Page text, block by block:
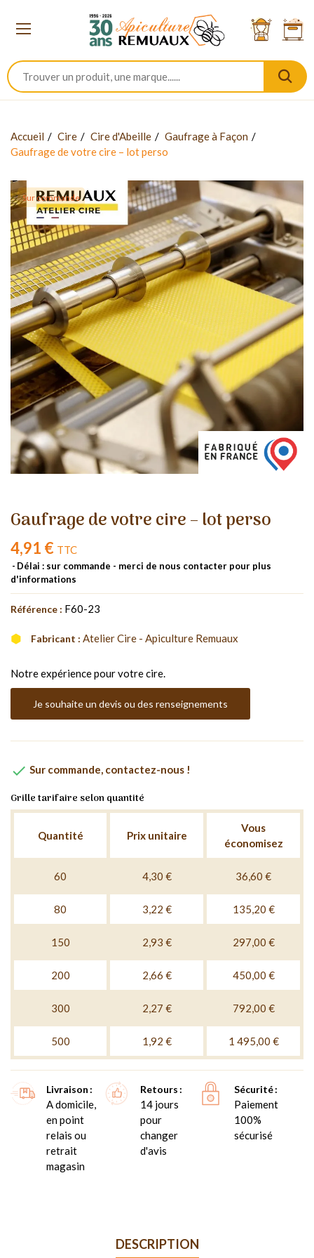
Accueil Cire Cire d'Abeille
Gaufrage à Façon
Gaufrage de votre cire – lot perso
Sur commande
Gaufrage de votre cire – lot perso
4,91 € TTC
Délai : sur commande - merci de nous contacter pour plus
d'informations
Référence : F60-23
Fabricant : Atelier Cire - Apiculture Remuaux
Notre expérience pour votre cire.
Je souhaite un devis ou des renseignements
 Sur commande, contactez-nous !
Grille tarifaire selon quantité
Quantité Prix unitaire
Vous
économisez
60 4,30 € 36,60 €
80 3,22 € 135,20 €
150 2,93 € 297,00 €
200 2,66 € 450,00 €
300 2,27 € 792,00 €
500 1,92 € 1 495,00 €
Livraison
A domicile,
en point
relais ou
retrait
magasin
Retours
14 jours
pour
changer
d'avis
Sécurité
Paiement
100%
sécurisé
DESCRIPTION